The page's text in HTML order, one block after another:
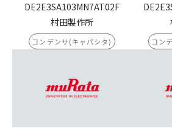
DE2E3SA103MN7AT02F
村田製作所
コンデンサ(キャパシタ) コン